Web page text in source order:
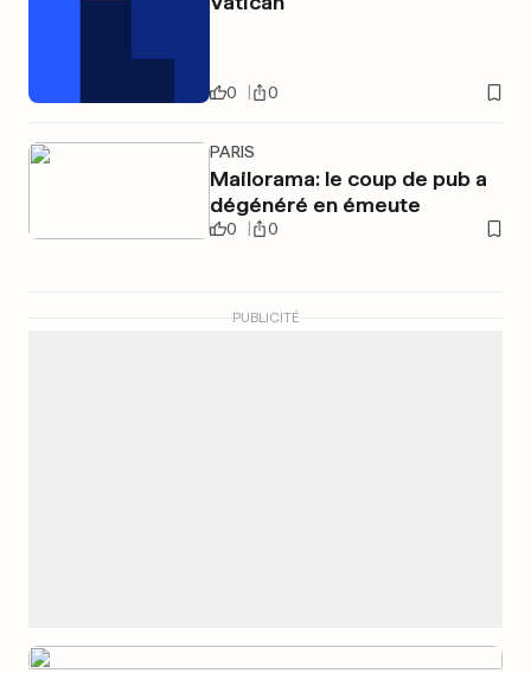
0 0
PARIS
Mailorama: le coup de pub a
dégénéré en émeute
0 0
PUBLICITÉ